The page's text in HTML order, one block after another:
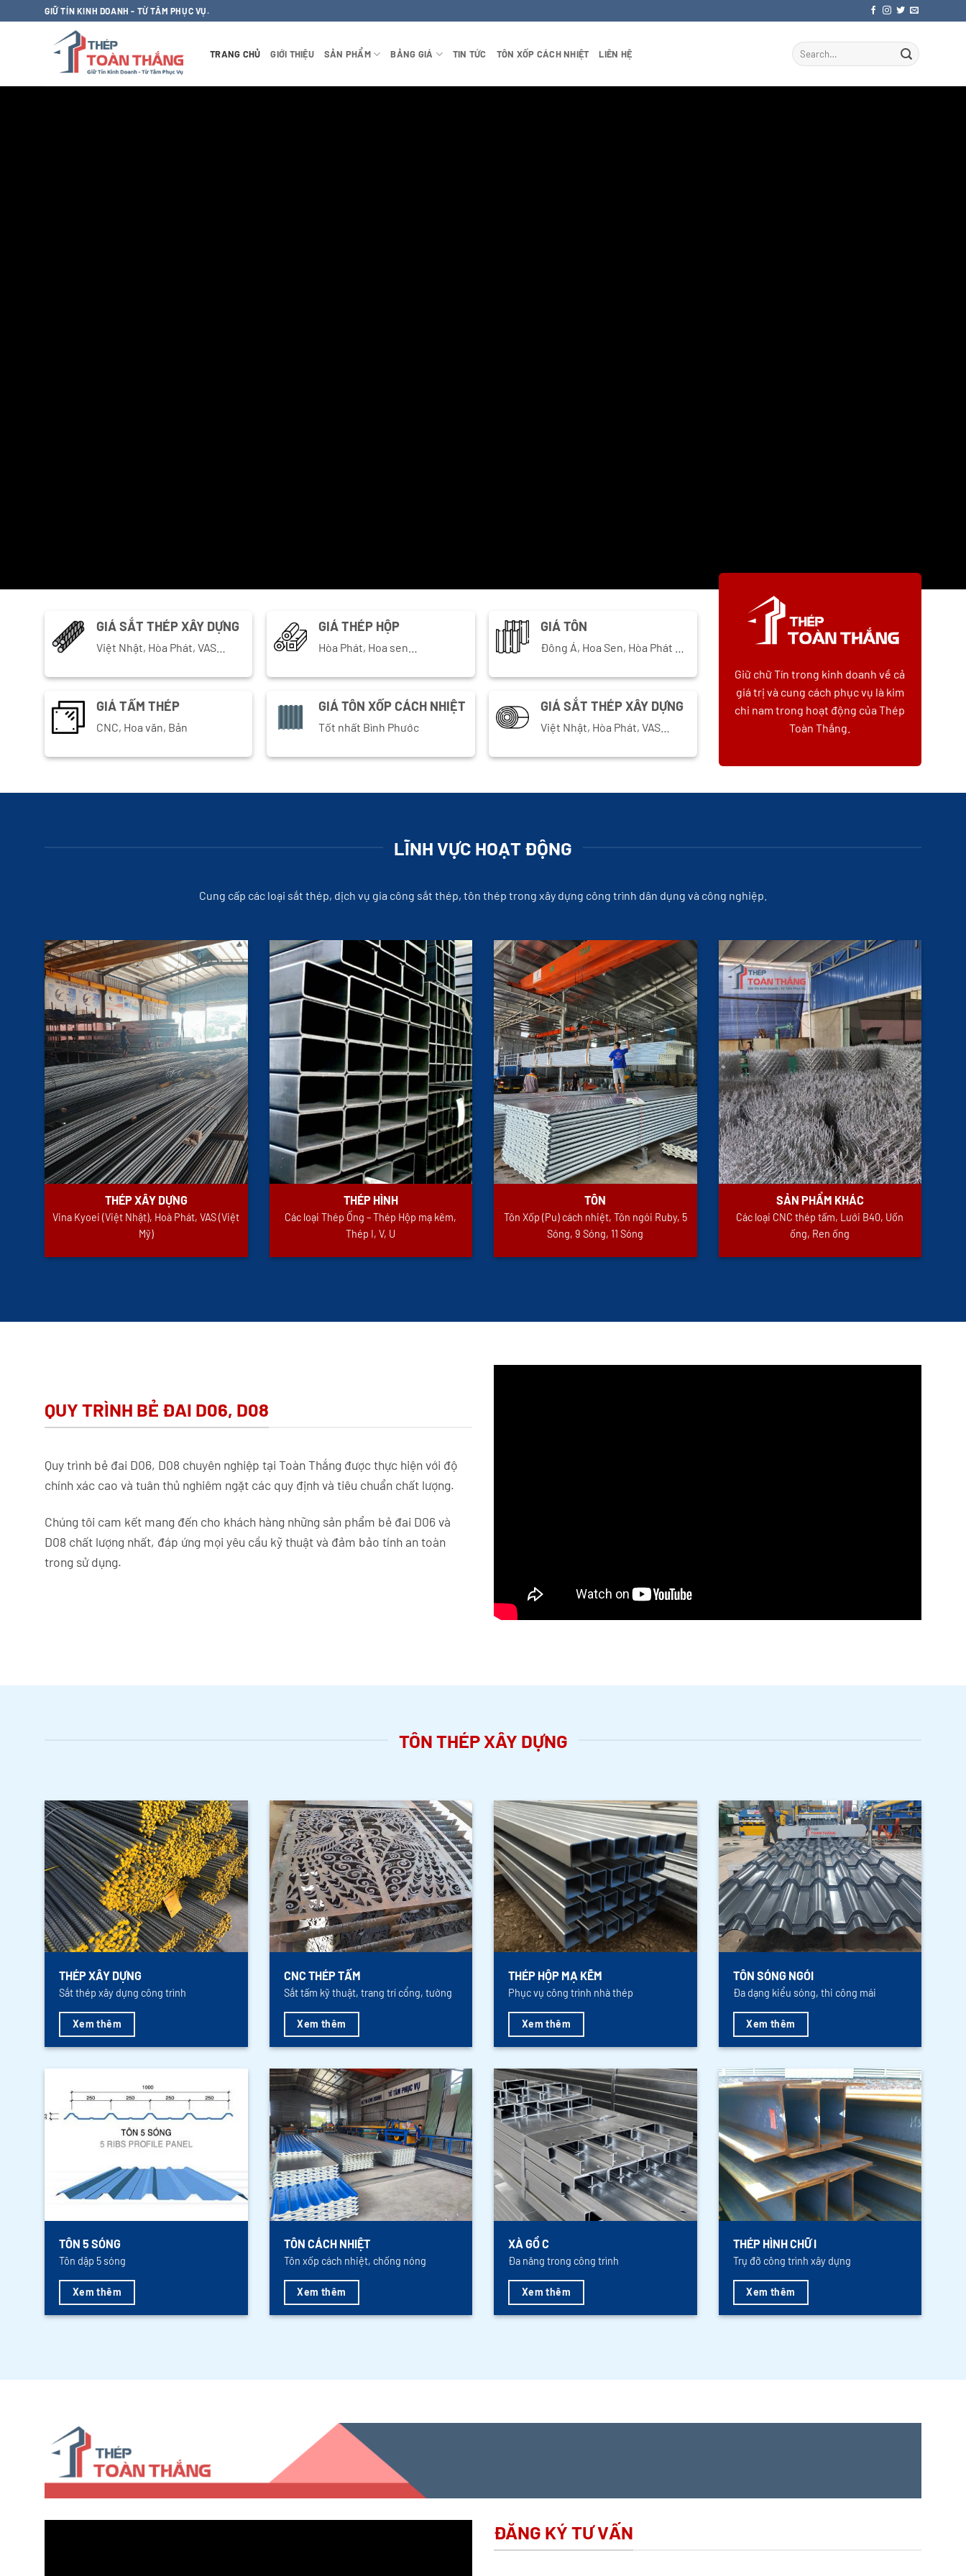
qua
GIỮ TÍN KINH DOANH - TỪ TÂM PHỤC VỤ.
TRANG CHỦ GIỚI THIỆU SẢN PHẨM BẢNG GIÁ TIN TỨC TÔN XỐP CÁCH NHIỆT LIÊN HỆ
GIÁ SẮT THÉP XÂY DỰNG
Việt Nhật, Hòa Phát, VAS…
GIÁ THÉP HỘP
Hòa Phát, Hoa sen…
GIÁ TÔN
Đông Á, Hoa Sen, Hòa Phát …
GIÁ TẤM THÉP
CNC, Hoa văn, Bản
GIÁ TÔN XỐP CÁCH NHIỆT
Tốt nhất Bình Phước
GIÁ SẮT THÉP XÂY DỰNG
Việt Nhật, Hòa Phát, VAS…
Giữ chữ Tín trong kinh doanh về cả
giá trị và cung cách phục vụ là kim
chi nam trong hoạt động của Thép
Toàn Thắng.
LĨNH VỰC HOẠT ĐỘNG
Cung cấp các loại sắt thép, dịch vụ gia công sắt thép, tôn thép trong xây dựng công trình dân dụng và công nghiệp.
THÉP XÂY DỰNG
Vina Kyoei (Việt Nhật), Hoà Phát, VAS (Việt
Mỹ)
THÉP HÌNH
Các loại Thép Ống – Thép Hộp mạ kẽm,
Thép I, V, U
TÔN
Tôn Xốp (Pu) cách nhiệt, Tôn ngói Ruby, 5
Sóng, 9 Sóng, 11 Sóng
SẢN PHẨM KHÁC
Các loại CNC thép tấm, Lưới B40, Uốn
ống, Ren ống
QUY TRÌNH BẺ ĐAI D06, D08
Quy trình bẻ đai D06, D08 chuyên nghiệp tại Toàn Thắng được thực hiện với độ
chính xác cao và tuân thủ nghiêm ngặt các quy định và tiêu chuẩn chất lượng.
Chúng tôi cam kết mang đến cho khách hàng những sản phẩm bẻ đai D06 và
D08 chất lượng nhất, đáp ứng mọi yêu cầu kỹ thuật và đảm bảo tính an toàn
trong sử dụng.
TÔN THÉP XÂY DỰNG
THÉP XÂY DỰNG
Sắt thép xây dựng công trình
Xem thêm
CNC THÉP TẤM
Sắt tấm kỹ thuật, trang trí cổng, tường
Xem thêm
THÉP HỘP MẠ KẼM
Phục vụ công trình nhà thép
Xem thêm
TÔN SÓNG NGÓI
Đa dạng kiểu sóng, thi công mái
Xem thêm
TÔN 5 SÓNG
Tôn dập 5 sóng
Xem thêm
TÔN CÁCH NHIỆT
Tôn xốp cách nhiệt, chống nóng
Xem thêm
XÀ GỒ C
Đa năng trong công trình
Xem thêm
THÉP HÌNH CHỮ I
Trụ đỡ công trình xây dựng
Xem thêm
ĐĂNG KÝ TƯ VẤN